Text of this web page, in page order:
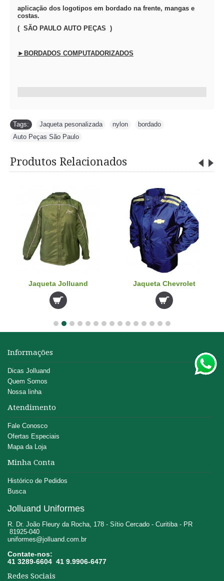
aplicação dos logotipos em bordado na frente, mangas e
costas.
( SÃO PAULO AUTO PEÇAS )
►BORDADOS COMPUTADORIZADOS
Tags: Jaqueta pesonalizada nylon bordado
Auto Peças São Paulo
Produtos Relacionados
Jaqueta Jolluand Jaqueta Chevrolet
Informações
Dicas Jolluand
Quem Somos
Nossa linha
Atendimento
Fale Conosco
Ofertas Especiais
Mapa da Loja
Minha Conta
Histórico de Pedidos
Busca
Jolluand Uniformes
R. Dr. João Fleury da Rocha, 178 - Sítio Cercado - Curitiba - PR
81925-040
uniformes@jolluand.com.br
Contate-nos:
41 3289-6604 41 9.9906-6477
Redes Sociais